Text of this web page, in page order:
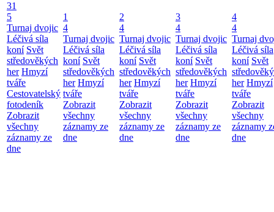
31
5
Turnaj dvojic
Léčivá síla
koní Svět
středověkých
her Hmyzí
tváře
Cestovatelský
fotodeník
Zobrazit
všechny
záznamy ze
dne
1
4
Turnaj dvojic
Léčivá síla
koní Svět
středověkých
her Hmyzí
tváře
Zobrazit
všechny
záznamy ze
dne
2
4
Turnaj dvojic
Léčivá síla
koní Svět
středověkých
her Hmyzí
tváře
Zobrazit
všechny
záznamy ze
dne
3
4
Turnaj dvojic
Léčivá síla
koní Svět
středověkých
her Hmyzí
tváře
Zobrazit
všechny
záznamy ze
dne
4
4
Turnaj
Léčivá síla
koní Svět
her Hmyzí
tváře
Zobrazit
všechny
záznamy
dne